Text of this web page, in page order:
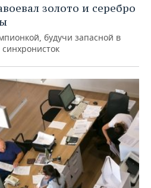
золото и серебро
будучи запасной в